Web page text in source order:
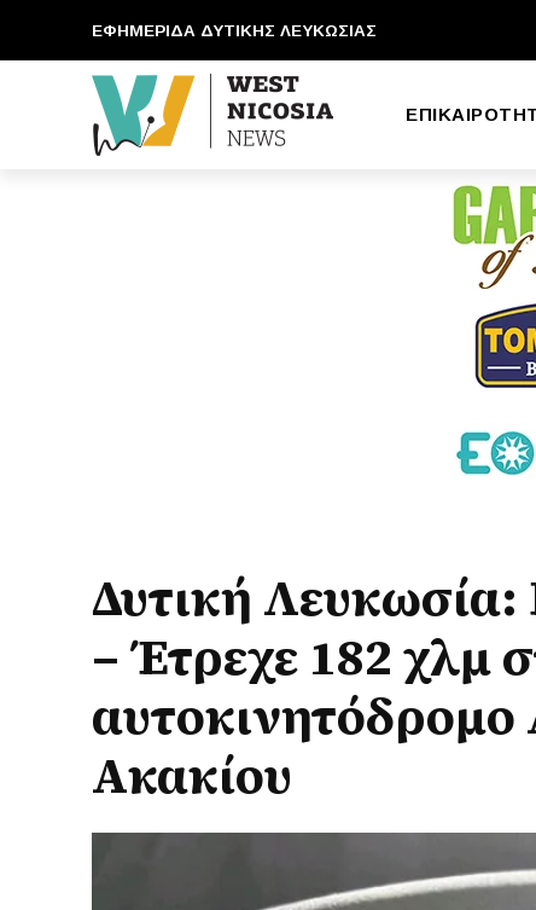
ΕΦΗΜΕΡΙΔΑ ΔΥΤΙΚΗΣ ΛΕΥΚΩΣΙΑΣ
Δυτική
– Έτρεχε 182 χλμ
αυτοκινητόδρομο
Ακακίου